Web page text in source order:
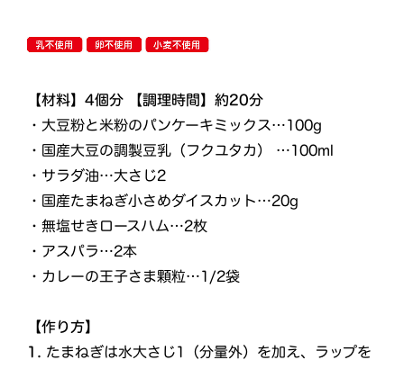
【材料】4個分 【調理時間】約20分
・大豆粉と米粉のパンケーキミックス…100g
・国産大豆の調製豆乳（フクユタカ） …100ml
・サラダ油…大さじ2
・国産たまねぎ小さめダイスカット…20g
・無塩せきロースハム…2枚
・アスパラ…2本
・カレーの王子さま顆粒…1/2袋
【作り方】
1. たまねぎは水大さじ1（分量外）を加え、ラップを